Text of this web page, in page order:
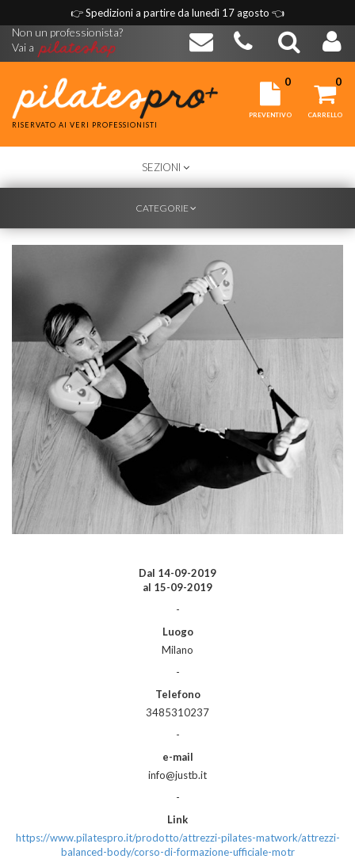
👉Spedizioni a partire da lunedì 17 agosto 👈
Non un professionista?
Vai a
RISERVATO AI VERI PROFESSIONISTI
0
PREVENTIVO
0
CARRELLO
TOGGLE
NAVIGATION
SEZIONI
TOGGLE
CATEGORIE
Dal 14-09-2019
al 15-09-2019
-
Luogo
Milano
-
Telefono
3485310237
-
e-mail
info@justb.it
-
Link
https://www.pilatespro.it/prodotto/attrezzi-pilates-matwork/attrezzi-
balanced-body/corso-di-formazione-ufficiale-motr